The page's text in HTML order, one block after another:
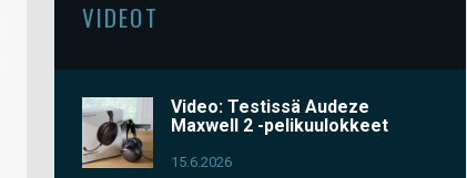
VIDEOT
Video: Testissä Audeze
Maxwell 2 -pelikuulokkeet
15.6.2026